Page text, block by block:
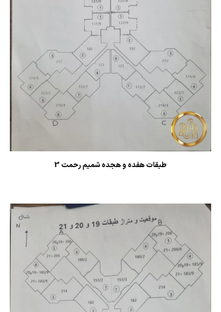
طبقات هفده و هجده شمیم رحمت 3